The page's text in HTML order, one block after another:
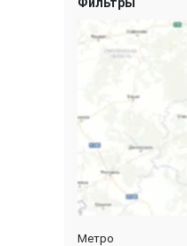
Метро